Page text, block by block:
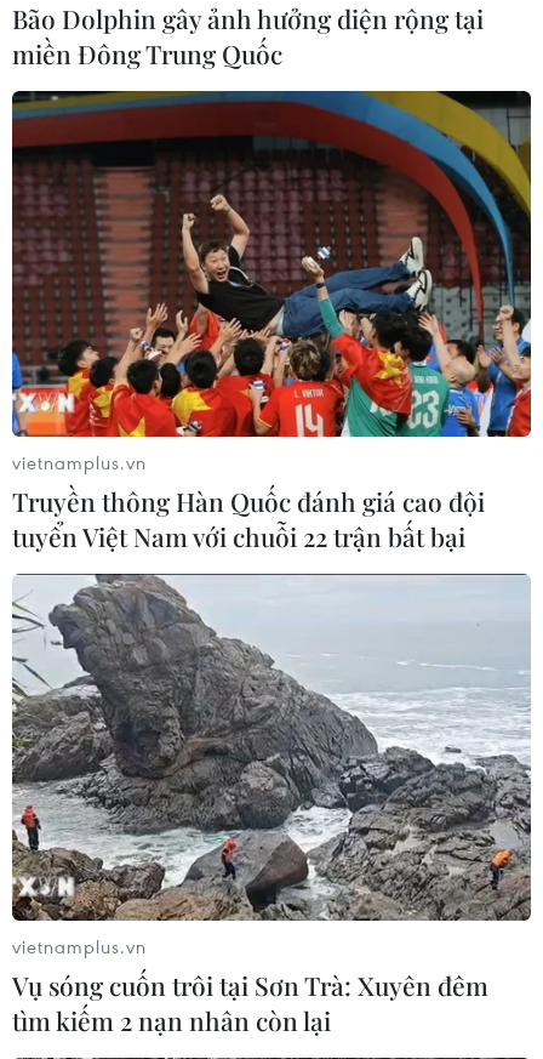
Bão Dolphin gây ảnh hưởng diện rộng tại
miền Đông Trung Quốc
vietnamplus.vn
Truyền thông Hàn Quốc đánh giá cao đội
tuyển Việt Nam với chuỗi 22 trận bất bại
vietnamplus.vn
Vụ sóng cuốn trôi tại Sơn Trà: Xuyên đêm
tìm kiếm 2 nạn nhân còn lại